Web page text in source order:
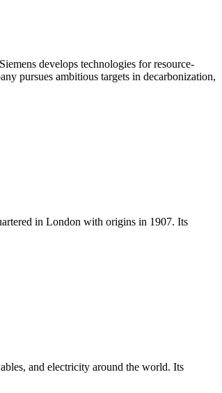
develops technologies for resource-
pursues ambitious targets in decarbonization,
in London with origins in 1907. Its
and electricity around the world. Its